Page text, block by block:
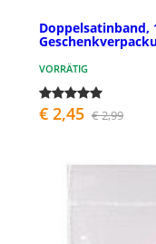
Doppelsatinband,
VORRÄTIG
€ 2,45 € 2,99